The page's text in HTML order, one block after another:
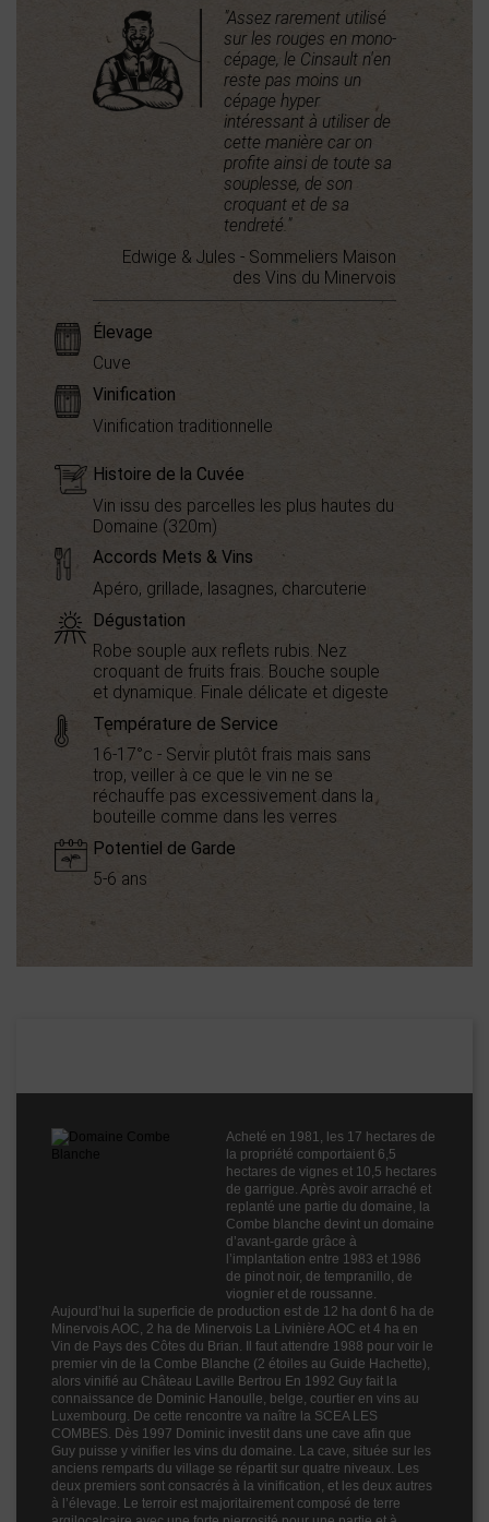
"Assez rarement utilisé
sur les rouges en mono-
cépage, le Cinsault n'en
reste pas moins un
cépage hyper
intéressant à utiliser de
cette manière car on
profite ainsi de toute sa
souplesse, de son
croquant et de sa
tendreté."
Edwige & Jules - Sommeliers Maison
des Vins du Minervois
Élevage
Cuve
Vinification
Vinification traditionnelle
Histoire de la Cuvée
Vin issu des parcelles les plus hautes du
Domaine (320m)
Accords Mets & Vins
Apéro, grillade, lasagnes, charcuterie
Dégustation
Robe souple aux reflets rubis. Nez
croquant de fruits frais. Bouche souple
et dynamique. Finale délicate et digeste
Température de Service
16-17°c - Servir plutôt frais mais sans
trop, veiller à ce que le vin ne se
réchauffe pas excessivement dans la
bouteille comme dans les verres
Potentiel de Garde
5-6 ans
Rouge
2019
75cl
Vin 2019
Vin 2019
Acheté en 1981, les 17 hectares de
la propriété comportaient 6,5
hectares de vignes et 10,5 hectares
de garrigue. Après avoir arraché et
replanté une partie du domaine, la
Combe blanche devint un domaine
d’avant-garde grâce à
l’implantation entre 1983 et 1986
de pinot noir, de tempranillo, de
viognier et de roussanne.
Aujourd’hui la superficie de production est de 12 ha dont 6 ha de
Minervois AOC, 2 ha de Minervois La Livinière AOC et 4 ha en
Vin de Pays des Côtes du Brian. Il faut attendre 1988 pour voir le
premier vin de la Combe Blanche (2 étoiles au Guide Hachette),
alors vinifié au Château Laville Bertrou En 1992 Guy fait la
connaissance de Dominic Hanoulle, belge, courtier en vins au
Luxembourg. De cette rencontre va naître la SCEA LES
COMBES. Dès 1997 Dominic investit dans une cave afin que
Guy puisse y vinifier les vins du domaine. La cave, située sur les
anciens remparts du village se répartit sur quatre niveaux. Les
deux premiers sont consacrés à la vinification, et les deux autres
à l’élevage. Le terroir est majoritairement composé de terre